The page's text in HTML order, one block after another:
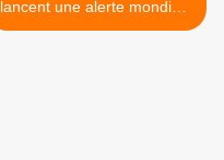
lancent une alerte mondiale
sur les transports >